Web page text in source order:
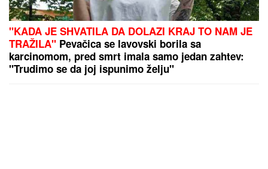
"KADA JE SHVATILA DA DOLAZI KRAJ TO NAM JE
TRAŽILA" Pevačica se lavovski borila sa
karcinomom, pred smrt imala samo jedan zahtev:
"Trudimo se da joj ispunimo želju"